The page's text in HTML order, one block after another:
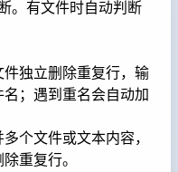
。有文件时自动判断
件独立删除重复行，输
；遇到重名会自动加
多个文件或文本内容，
重复行。